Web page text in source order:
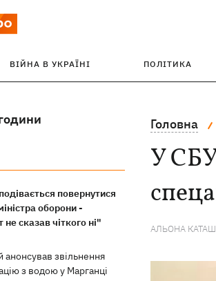
ВІЙНА В УКРАЇНІ ПОЛІТИКА
повернутися
оборони -
сказав чіткого ні"
анонсував звільнення
з водою у Марганці
Головна
У СБУ
АЛЬОНА